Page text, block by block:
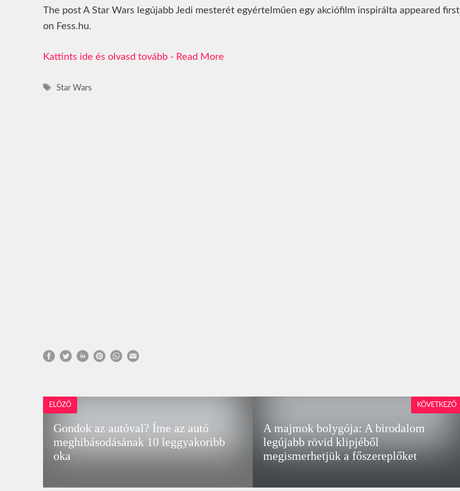
The post A Star Wars legújabb Jedi mesterét egyértelműen egy akciófilm inspirálta appeared first
on Fess.hu.
Read More
Címkék
Star Wars
ELŐZŐ
Gondok az autóval? Íme az autó
meghibásodásának 10 leggyakoribb
oka
A majmok bolygója: A birodalom
legújabb rövid klipjéből
megismerhetjük a főszereplőket
KÖVETKEZŐ